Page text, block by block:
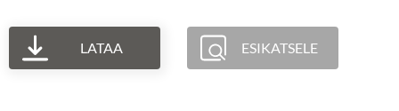
LATAA ESIKATSELE